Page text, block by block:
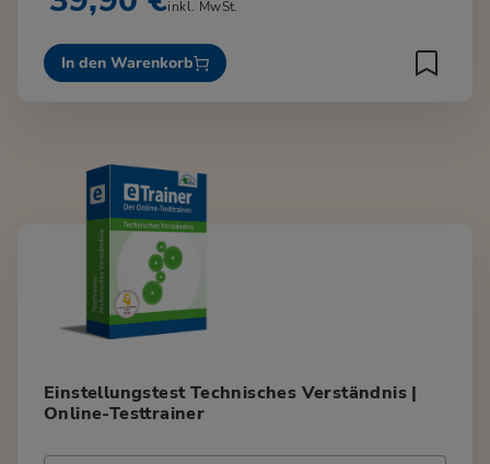
inkl. MwSt.
In den Warenkorb
Einstellungstest Technisches Verständnis |
Online-Testtrainer